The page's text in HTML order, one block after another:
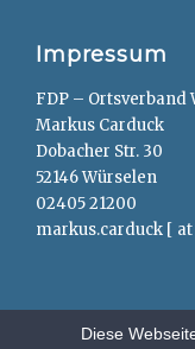
Impressum
FDP – Ortsverband
Markus Carduck
Dobacher Str. 30
52146 Würselen
02405 21200
markus.carduck [
Diese